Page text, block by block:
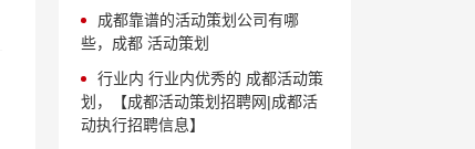
成都靠谱的活动策划公司有哪
些，成都 活动策划
行业内 行业内优秀的 成都活动策
划，【成都活动策划招聘网|成都活
动执行招聘信息】